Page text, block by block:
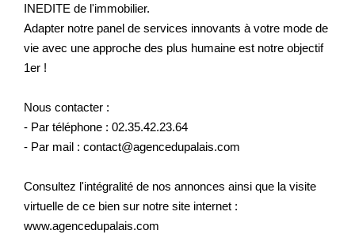
INEDITE de l'immobilier.
Adapter notre panel de services innovants à votre mode de
vie avec une approche des plus humaine est notre objectif
1er !
Nous contacter :
- Par téléphone : 02.35.42.23.64
- Par mail : contact@agencedupalais.com
Consultez l'intégralité de nos annonces ainsi que la visite
virtuelle de ce bien sur notre site internet :
www.agencedupalais.com